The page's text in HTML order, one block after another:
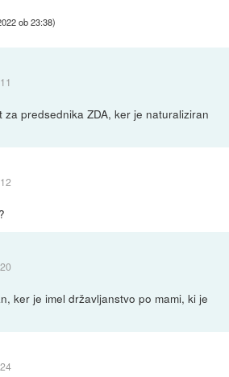
ob 23:38)
za predsednika ZDA, ker je naturaliziran
ker je imel državljanstvo po mami, ki je